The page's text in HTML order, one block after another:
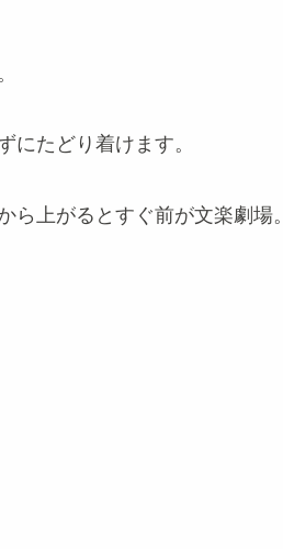
にたどり着けます。
ら上がるとすぐ前が文楽劇場。